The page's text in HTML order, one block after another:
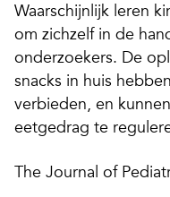
Waarschijnlijk leren
om zichzelf in de
onderzoekers. De
snacks in huis
verbieden, en
eetgedrag te
The Journal of